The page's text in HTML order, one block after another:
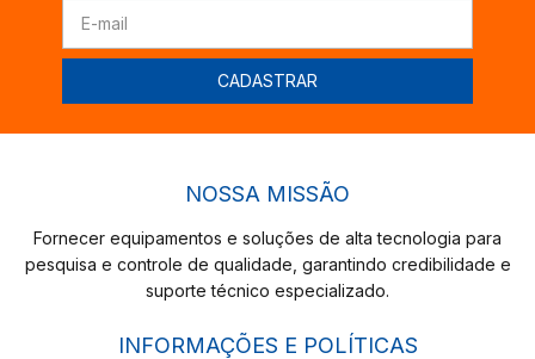
NOSSA MISSÃO
Fornecer equipamentos e soluções de alta tecnologia para
pesquisa e controle de qualidade, garantindo credibilidade e
suporte técnico especializado.
INFORMAÇÕES E POLÍTICAS